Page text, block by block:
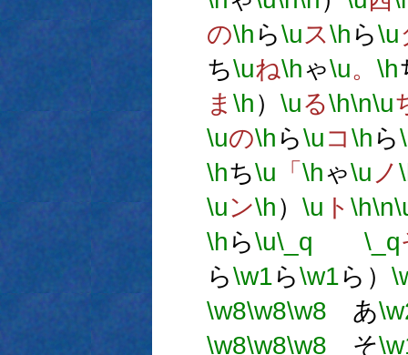
の\h ら\uス\h ら\u
ち\uね\hゃ\u。 \h
ま \h） \uる\h\n\u
\uの\h ら\uコ\h ら
\hち\u 「 \hゃ\u ノ
\uン\h） \u ト \h\n
\h ら\u\_q \_q
ら\w1ら\w1ら）
\w8\w8\w8 あ
\w8\w8\w8 そ